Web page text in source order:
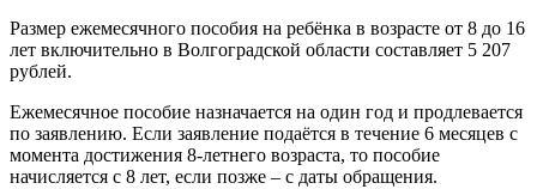
Размер ежемесячного пособия на ребёнка в возрасте от 8 до 16
лет включительно в Волгоградской области составляет 5 207
рублей.
Ежемесячное пособие назначается на один год и продлевается
по заявлению. Если заявление подаётся в течение 6 месяцев с
момента достижения 8-летнего возраста, то пособие
начисляется с 8 лет, если позже – с даты обращения.